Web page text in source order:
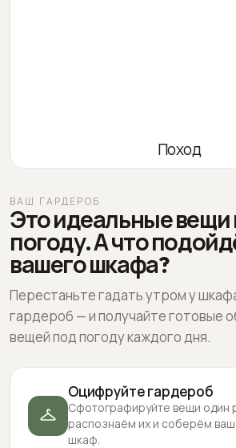
Поход
ВАШ ГАРДЕРОБ
Это идеальные вещи
погоду. А что
вашего шкафа?
Перестаньте гадать утром у
гардероб — и получайте готовые
вещей под погоду каждого дня.
Оцифруйте гардероб
Сфотографируйте вещи один
распознаём их и соберём
шкаф.